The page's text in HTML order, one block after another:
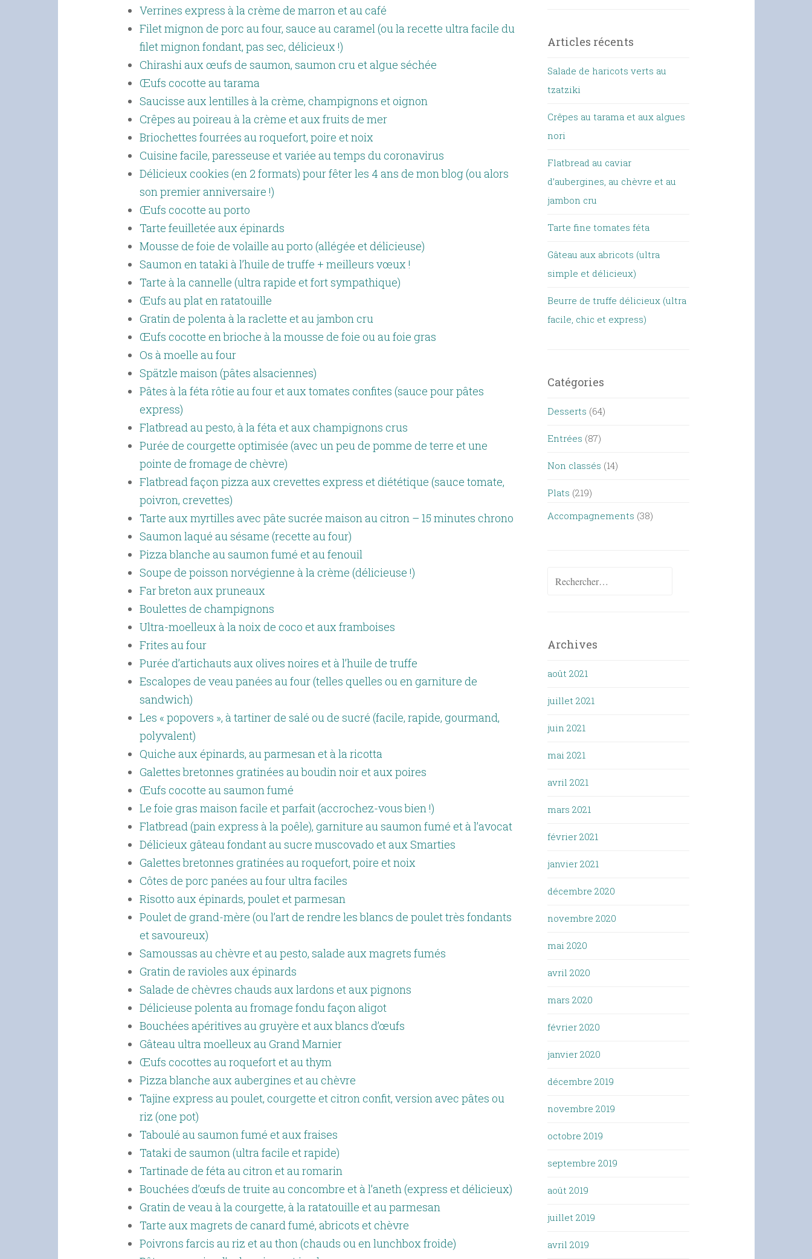
Verrines express à la crème de marron et au café
Filet mignon de porc au four, sauce au caramel (ou la recette ultra facile du
filet mignon fondant, pas sec, délicieux !)
Chirashi aux œufs de saumon, saumon cru et algue séchée
Œufs cocotte au tarama
Saucisse aux lentilles à la crème, champignons et oignon
Crêpes au poireau à la crème et aux fruits de mer
Briochettes fourrées au roquefort, poire et noix
Cuisine facile, paresseuse et variée au temps du coronavirus
Délicieux cookies (en 2 formats) pour fêter les 4 ans de mon blog (ou alors
son premier anniversaire !)
Œufs cocotte au porto
Tarte feuilletée aux épinards
Mousse de foie de volaille au porto (allégée et délicieuse)
Saumon en tataki à l’huile de truffe + meilleurs vœux !
Tarte à la cannelle (ultra rapide et fort sympathique)
Œufs au plat en ratatouille
Gratin de polenta à la raclette et au jambon cru
Œufs cocotte en brioche à la mousse de foie ou au foie gras
Os à moelle au four
Spätzle maison (pâtes alsaciennes)
Pâtes à la féta rôtie au four et aux tomates confites (sauce pour pâtes
express)
Flatbread au pesto, à la féta et aux champignons crus
Purée de courgette optimisée (avec un peu de pomme de terre et une
pointe de fromage de chèvre)
Flatbread façon pizza aux crevettes express et diététique (sauce tomate,
poivron, crevettes)
Tarte aux myrtilles avec pâte sucrée maison au citron – 15 minutes chrono
Saumon laqué au sésame (recette au four)
Pizza blanche au saumon fumé et au fenouil
Soupe de poisson norvégienne à la crème (délicieuse !)
Far breton aux pruneaux
Boulettes de champignons
Ultra-moelleux à la noix de coco et aux framboises
Frites au four
Purée d’artichauts aux olives noires et à l’huile de truffe
Escalopes de veau panées au four (telles quelles ou en garniture de
sandwich)
Les « popovers », à tartiner de salé ou de sucré (facile, rapide, gourmand,
polyvalent)
Quiche aux épinards, au parmesan et à la ricotta
Galettes bretonnes gratinées au boudin noir et aux poires
Œufs cocotte au saumon fumé
Le foie gras maison facile et parfait (accrochez-vous bien !)
Flatbread (pain express à la poêle), garniture au saumon fumé et à l’avocat
Délicieux gâteau fondant au sucre muscovado et aux Smarties
Galettes bretonnes gratinées au roquefort, poire et noix
Côtes de porc panées au four ultra faciles
Risotto aux épinards, poulet et parmesan
Poulet de grand-mère (ou l’art de rendre les blancs de poulet très fondants
et savoureux)
Samoussas au chèvre et au pesto, salade aux magrets fumés
Gratin de ravioles aux épinards
Salade de chèvres chauds aux lardons et aux pignons
Délicieuse polenta au fromage fondu façon aligot
Bouchées apéritives au gruyère et aux blancs d’œufs
Gâteau ultra moelleux au Grand Marnier
Œufs cocottes au roquefort et au thym
Pizza blanche aux aubergines et au chèvre
Tajine express au poulet, courgette et citron confit, version avec pâtes ou
riz (one pot)
Taboulé au saumon fumé et aux fraises
Tataki de saumon (ultra facile et rapide)
Tartinade de féta au citron et au romarin
Bouchées d’œufs de truite au concombre et à l’aneth (express et délicieux)
Gratin de veau à la courgette, à la ratatouille et au parmesan
Tarte aux magrets de canard fumé, abricots et chèvre
Poivrons farcis au riz et au thon (chauds ou en lunchbox froide)
Articles récents
Salade de haricots verts au
tzatziki
Crêpes au tarama et aux algues
nori
Flatbread au caviar
d’aubergines, au chèvre et au
jambon cru
Tarte fine tomates féta
Gâteau aux abricots (ultra
simple et délicieux)
Beurre de truffe délicieux (ultra
facile, chic et express)
Catégories
Desserts (64)
Entrées (87)
Non classés (14)
Plats (219)
Accompagnements (38)
Rechercher :
Archives
août 2021
juillet 2021
juin 2021
mai 2021
avril 2021
mars 2021
février 2021
janvier 2021
décembre 2020
novembre 2020
mai 2020
avril 2020
mars 2020
février 2020
janvier 2020
décembre 2019
novembre 2019
octobre 2019
septembre 2019
août 2019
juillet 2019
avril 2019